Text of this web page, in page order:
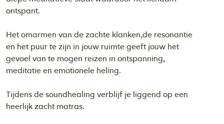
ontspant.
Het omarmen van de zachte klanken,de resonantie
en het puur te zijn in jouw ruimte geeft jouw het
gevoel van te mogen reizen in ontspanning,
meditatie en emotionele heling.
Tijdens de soundhealing verblijf je liggend op een
heerlijk zacht matras.